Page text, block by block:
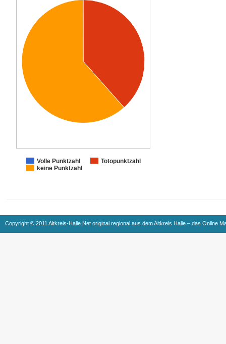
Volle Punktzahl
Totopunktzahl
keine Punktzahl
Copyright © 2011 Altkreis-Halle.Net original regional aus dem Altkreis Halle – das Online